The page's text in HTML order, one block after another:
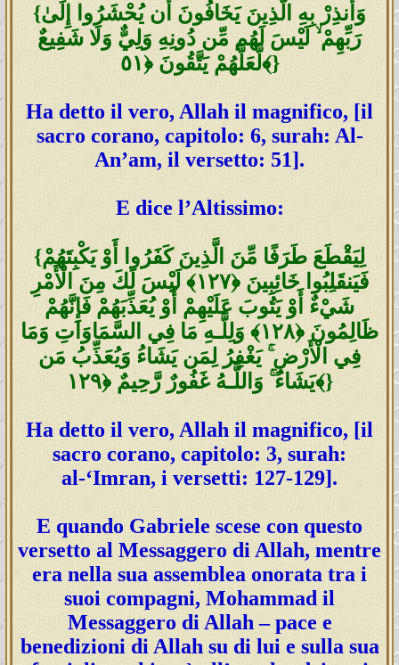
{وَأَنذِرْ بِهِ الَّذِينَ يَخَافُونَ أَن يُحْشَرُوا إِلَىٰ
رَبِّهِمْ ۙ لَيْسَ لَهُم مِّن دُونِهِ وَلِيٌّ وَلَا شَفِيعٌ
لَّعَلَّهُمْ يَتَّقُونَ ﴿٥١﴾}
Ha detto il vero, Allah il magnifico, [il
sacro corano, capitolo: 6, surah: Al-
An’am, il versetto: 51].
E dice l’Altissimo:
{لِيَقْطَعَ طَرَ‌فًا مِّنَ الَّذِينَ كَفَرُ‌وا أَوْ يَكْبِتَهُمْ
فَيَنقَلِبُوا خَائِبِينَ ﴿١٢٧﴾ لَيْسَ لَكَ مِنَ الْأَمْرِ‌
شَيْءٌ أَوْ يَتُوبَ عَلَيْهِمْ أَوْ يُعَذِّبَهُمْ فَإِنَّهُمْ
ظَالِمُونَ ﴿١٢٨﴾ وَلِلَّـهِ مَا فِي السَّمَاوَاتِ وَمَا
فِي الْأَرْ‌ضِ ۚ يَغْفِرُ‌ لِمَن يَشَاءُ وَيُعَذِّبُ مَن
يَشَاءُ ۚ وَاللَّـهُ غَفُورٌ‌ رَّ‌حِيمٌ ﴿١٢٩﴾}
Ha detto il vero, Allah il magnifico, [il
sacro corano, capitolo: 3, surah:
al-‘Imran, i versetti: 127-129].
E quando Gabriele scese con questo
versetto al Messaggero di Allah, mentre
era nella sua assemblea onorata tra i
suoi compagni, Mohammad il
Messaggero di Allah – pace e
benedizioni di Allah su di lui e sulla sua